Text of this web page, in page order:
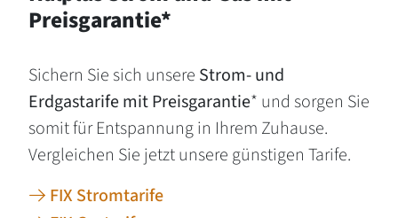
Preisgarantie*
Sichern Sie sich unsere Strom- und
Erdgastarife mit Preisgarantie* und sorgen Sie
somit für Entspannung in Ihrem Zuhause.
Vergleichen Sie jetzt unsere günstigen Tarife.
FIX Stromtarife